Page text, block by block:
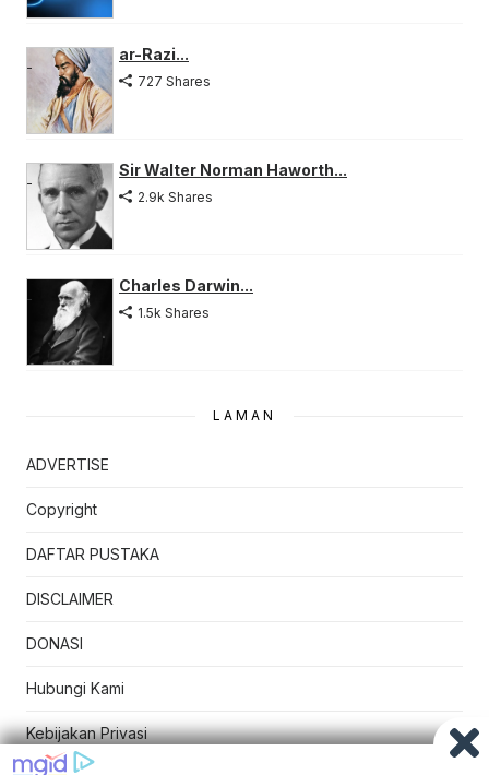
ar-Razi...
727 Shares
Sir Walter Norman Haworth...
2.9k Shares
Charles Darwin...
1.5k Shares
LAMAN
ADVERTISE
Copyright
DAFTAR PUSTAKA
DISCLAIMER
DONASI
Hubungi Kami
Kebijakan Privasi